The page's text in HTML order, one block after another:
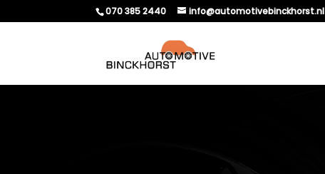
070 385 2440 info@automotivebinckhorst.nl